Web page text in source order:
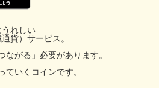
れしい
貨）サービス。
がる」必要があります。
いくコインです。